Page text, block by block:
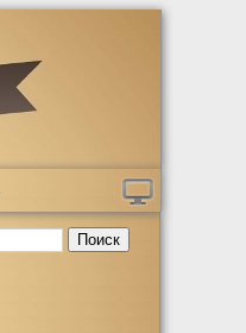
Поиск